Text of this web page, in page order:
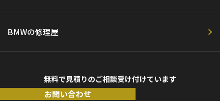
BMWの修理屋
無料で見積りのご相談受け付けています
お問い合わせ